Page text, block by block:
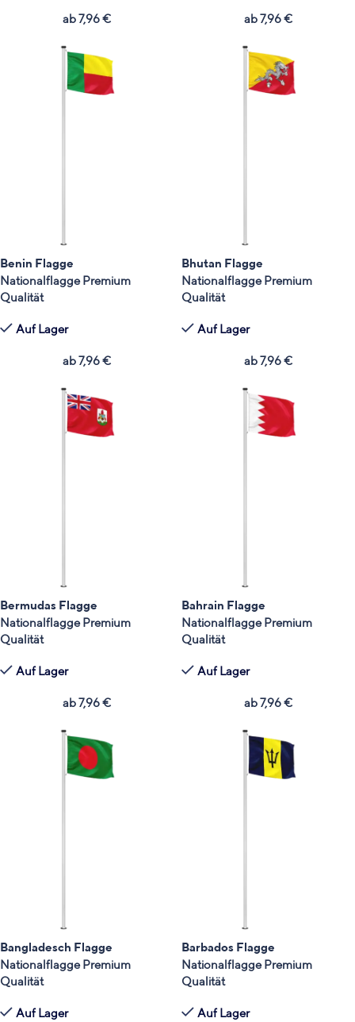
ab7,96€ ab7,96€
Benin Flagge
Nationalflagge Premium
Qualität
Auf Lager
ab7,96€
Bhutan Flagge
Nationalflagge Premium
Qualität
Auf Lager
ab7,96€
Bermudas Flagge
Nationalflagge Premium
Qualität
Auf Lager
ab7,96€
Bahrain Flagge
Nationalflagge Premium
Qualität
Auf Lager
ab7,96€
Bangladesch Flagge
Nationalflagge Premium
Qualität
Auf Lager
Barbados Flagge
Nationalflagge Premium
Qualität
Auf Lager